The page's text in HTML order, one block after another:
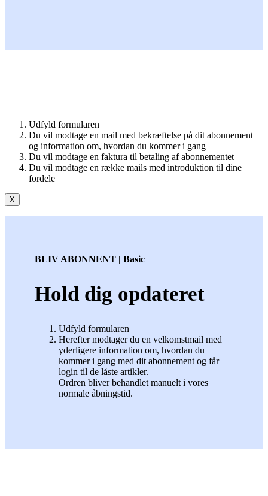
Udfyld formularen
Du vil modtage en mail med bekræftelse på dit abonnement
og information om, hvordan du kommer i gang
Du vil modtage en faktura til betaling af abonnementet
Du vil modtage en række mails med introduktion til dine
fordele
X
BLIV ABONNENT | Basic
Hold dig opdateret
Udfyld formularen
Herefter modtager du en velkomstmail med
yderligere information om, hvordan du
kommer i gang med dit abonnement og får
login til de låste artikler.
Ordren bliver behandlet manuelt i vores
normale åbningstid.